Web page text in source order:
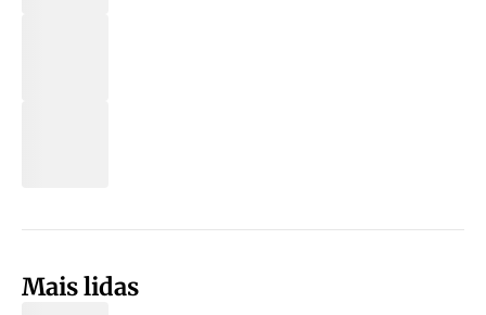
Mais lidas